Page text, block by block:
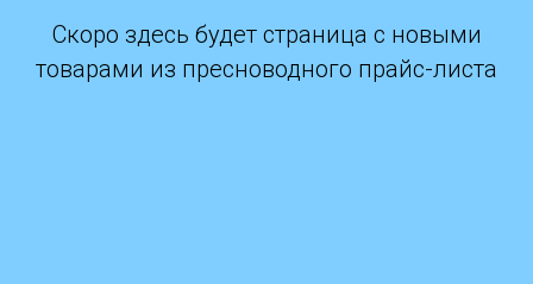
Скоро здесь будет страница с новыми
товарами из пресноводного прайс-листа